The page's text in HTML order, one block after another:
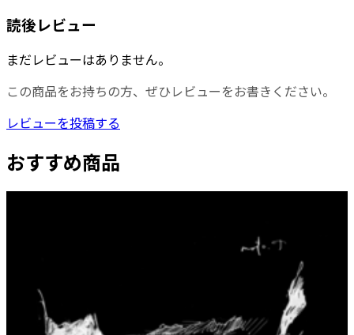
読後レビュー
まだレビューはありません。
この商品をお持ちの方、ぜひレビューをお書きください。
レビューを投稿する
おすすめ商品